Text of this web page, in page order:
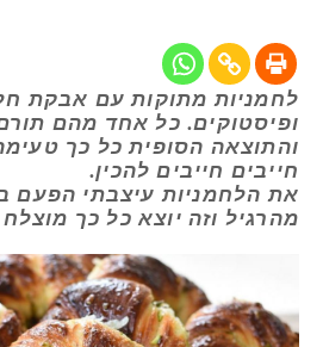
לחמניות מתוקות עם אבקת
ופיסטוקים. כל אחד מהם
והתוצאה הסופית כל כך
חייבים חייבים להכין.
את הלחמניות עיצבתי הפעם
מהרגיל וזה יוצא כל כך מוצלח